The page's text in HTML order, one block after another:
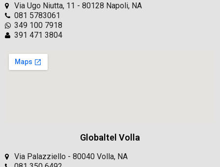
Via Ugo Niutta, 11 - 80128 Napoli, NA
081 5783061
349 100 7918
391 471 3804
Globaltel Volla
Via Palazziello - 80040 Volla, NA